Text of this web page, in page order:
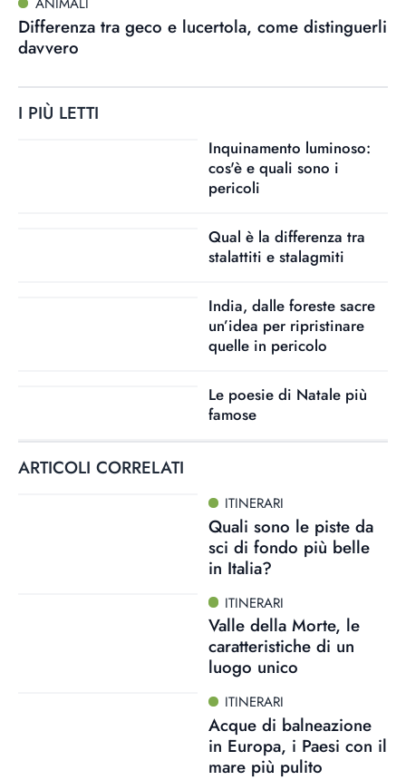
Differenza tra geco e lucertola, come distinguerli
davvero
I PIÙ LETTI
Inquinamento luminoso:
cos'è e quali sono i
pericoli
Qual è la differenza tra
stalattiti e stalagmiti
India, dalle foreste sacre
un’idea per ripristinare
quelle in pericolo
Le poesie di Natale più
famose
ARTICOLI CORRELATI
ITINERARI
Quali sono le piste da
sci di fondo più belle
in Italia?
ITINERARI
Valle della Morte, le
caratteristiche di un
luogo unico
ITINERARI
Acque di balneazione
in Europa, i Paesi con il
mare più pulito